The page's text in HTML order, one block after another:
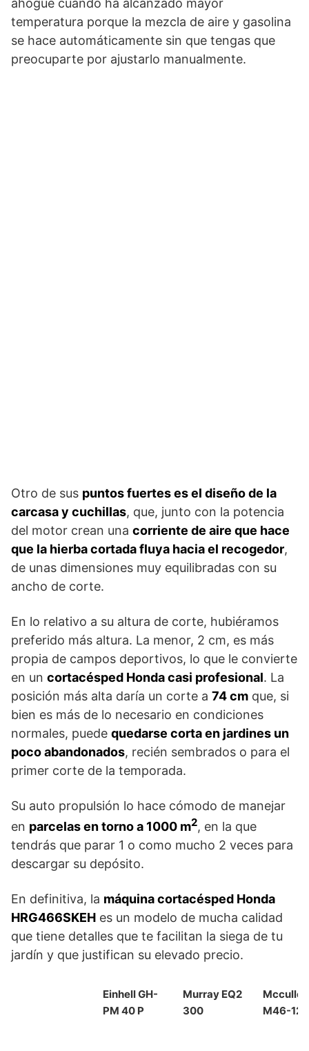
ahogue cuando ha alcanzado mayor
temperatura porque la mezcla de aire y gasolina
se hace automáticamente sin que tengas que
preocuparte por ajustarlo manualmente.
Otro de sus puntos fuertes es el diseño de la
carcasa y cuchillas, que, junto con la potencia
del motor crean una corriente de aire que hace
que la hierba cortada fluya hacia el recogedor,
de unas dimensiones muy equilibradas con su
ancho de corte.
En lo relativo a su altura de corte, hubiéramos
preferido más altura. La menor, 2 cm, es más
propia de campos deportivos, lo que le convierte
en un cortacésped Honda casi profesional. La
posición más alta daría un corte a 74 cm que, si
bien es más de lo necesario en condiciones
normales, puede quedarse corta en jardines un
poco abandonados, recién sembrados o para el
primer corte de la temporada.
Su auto propulsión lo hace cómodo de manejar
en parcelas en torno a 1000 m2, en la que
tendrás que parar 1 o como mucho 2 veces para
descargar su depósito.
En definitiva, la máquina cortacésped Honda
HRG466SKEH es un modelo de mucha calidad
que tiene detalles que te facilitan la siega de tu
jardín y que justifican su elevado precio.
Einhell GH-
PM 40 P
Murray EQ2
300
M46-